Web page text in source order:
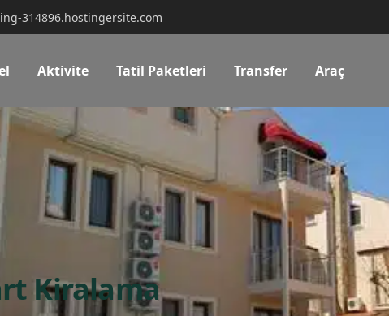
314896.hostingersite.com
Aktivite Tatil Paketleri Transfer Araç
Kiralama